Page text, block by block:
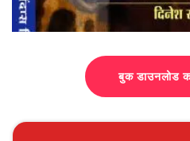
बुक डाउनलोड